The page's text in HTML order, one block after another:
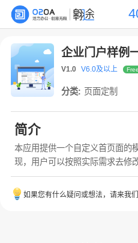
企业门户样例
V1.0 V6.0及以上 Free
分类: 页面定制
简介
本应用提供一个自定义首页面的
现，用户可以按照实际需求去修
如果您有什么疑问或想法，请来我